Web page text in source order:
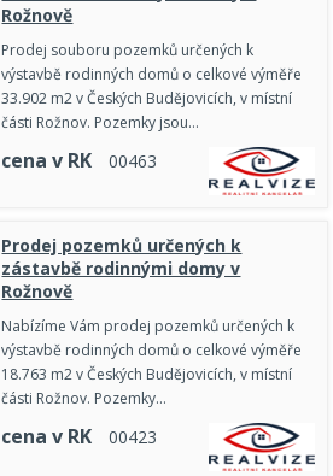
Rožnově
Prodej souboru pozemků určených k
výstavbě rodinných domů o celkové výměře
33.902 m2 v Českých Budějovicích, v místní
části Rožnov. Pozemky jsou…
cena v RK 00463
Prodej pozemků určených k
zástavbě rodinnými domy v
Rožnově
Nabízíme Vám prodej pozemků určených k
výstavbě rodinných domů o celkové výměře
18.763 m2 v Českých Budějovicích, v místní
části Rožnov. Pozemky…
cena v RK 00423